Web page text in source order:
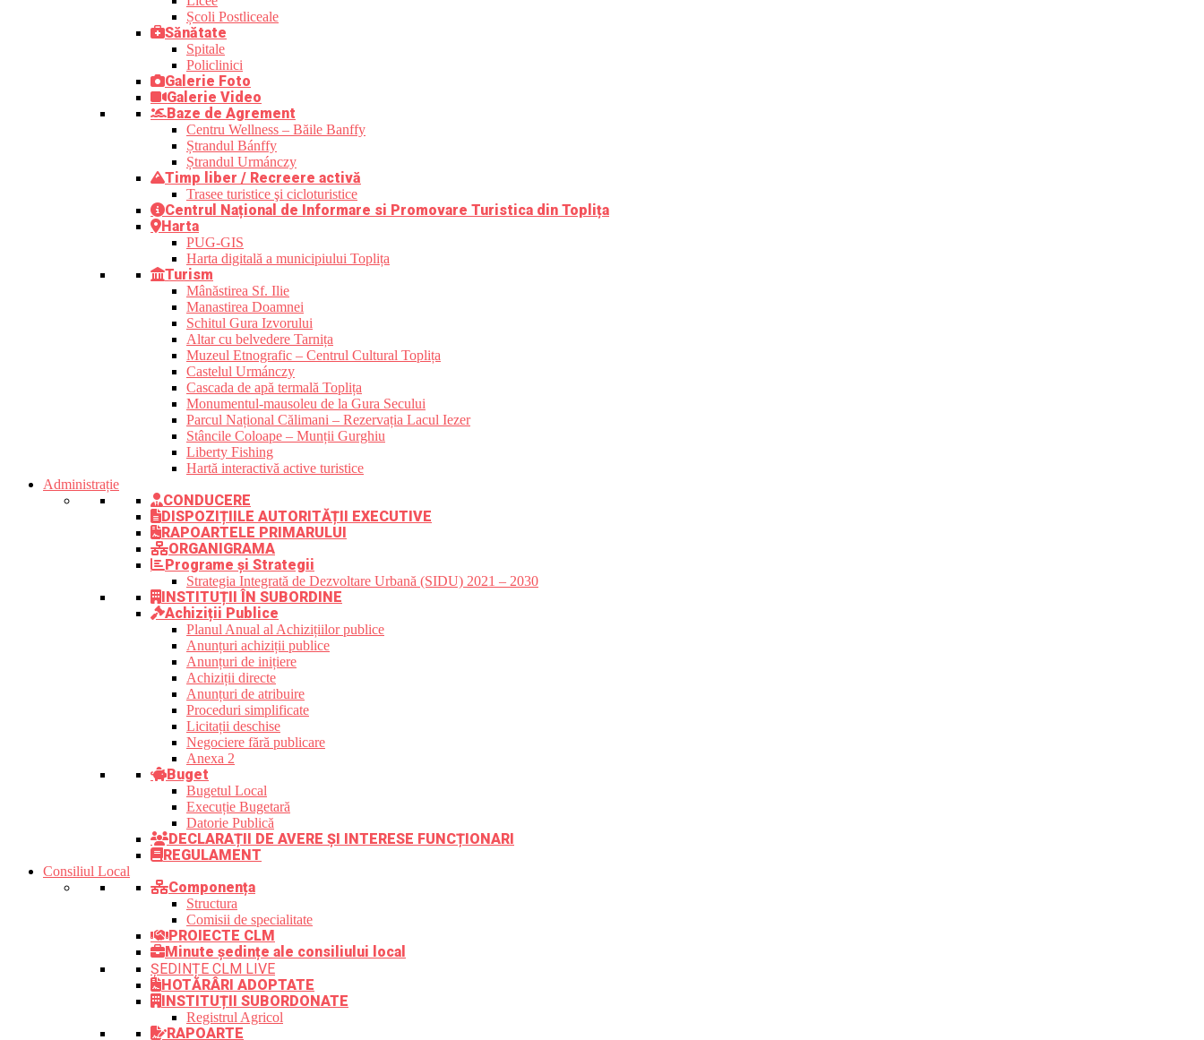
Școli Postliceale
Sănătate
Spitale
Policlinici
Galerie Foto
Galerie Video
Baze de Agrement
Centru Wellness – Băile Banffy
Ștrandul Bánffy
Ștrandul Urmánczy
Timp liber / Recreere activă
Trasee turistice şi cicloturistice
Centrul Național de Informare si Promovare Turistica din Toplița
Harta
PUG-GIS
Harta digitală a municipiului Toplița
Turism
Mânăstirea Sf. Ilie
Manastirea Doamnei
Schitul Gura Izvorului
Altar cu belvedere Tarnița
Muzeul Etnografic – Centrul Cultural Toplița
Castelul Urmánczy
Cascada de apă termală Toplița
Monumentul-mausoleu de la Gura Secului
Parcul Național Călimani – Rezervația Lacul Iezer
Stâncile Coloape – Munții Gurghiu
Liberty Fishing
Hartă interactivă active turistice
Administrație
CONDUCERE
DISPOZIȚIILE AUTORITĂȚII EXECUTIVE
RAPOARTELE PRIMARULUI
ORGANIGRAMA
Programe și Strategii
Strategia Integrată de Dezvoltare Urbană (SIDU) 2021 – 2030
INSTITUȚII ÎN SUBORDINE
Achiziții Publice
Planul Anual al Achizițiilor publice
Anunțuri achiziții publice
Anunțuri de inițiere
Achiziții directe
Anunțuri de atribuire
Proceduri simplificate
Licitații deschise
Negociere fără publicare
Anexa 2
Buget
Bugetul Local
Execuție Bugetară
Datorie Publică
DECLARAȚII DE AVERE ȘI INTERESE FUNCȚIONARI
REGULAMENT
Consiliul Local
Componența
Structura
Comisii de specialitate
PROIECTE CLM
Minute ședințe ale consiliului local
ȘEDINȚE CLM LIVE
HOTĂRÂRI ADOPTATE
INSTITUȚII SUBORDONATE
Registrul Agricol
RAPOARTE